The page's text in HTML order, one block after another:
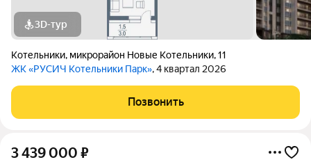
3D-тур
Котельники, микрорайон Новые Котельники,11
ЖК «РУСИЧ Котельники Парк», 4 квартал 2026
Позвонить
3 439 000 ₽